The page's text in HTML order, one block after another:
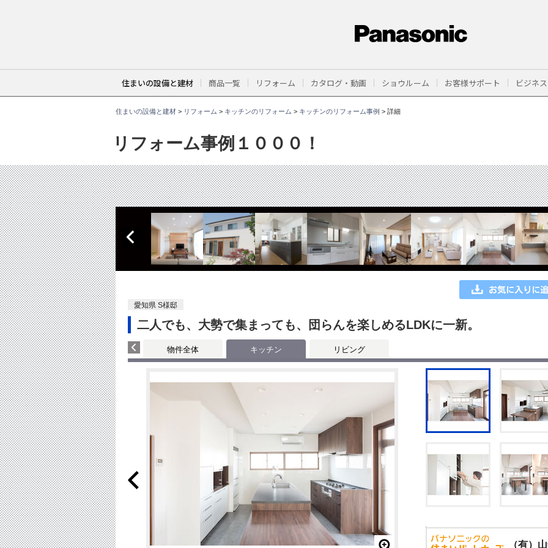
住まいの設備と建材 商品一覧 リフォーム カタログ・動画 ショウルーム お客様サポート ビジネ
住まいの設備と建材> リフォーム > キッチンのリフォーム > キッチンのリフォーム事例 > 詳細
リフォーム事例１０００！
。
愛知県 S様邸
二人でも、大勢で集まっても、団らんを楽しめるLDKに一新。
物件全体 キッチン リビング
（有）